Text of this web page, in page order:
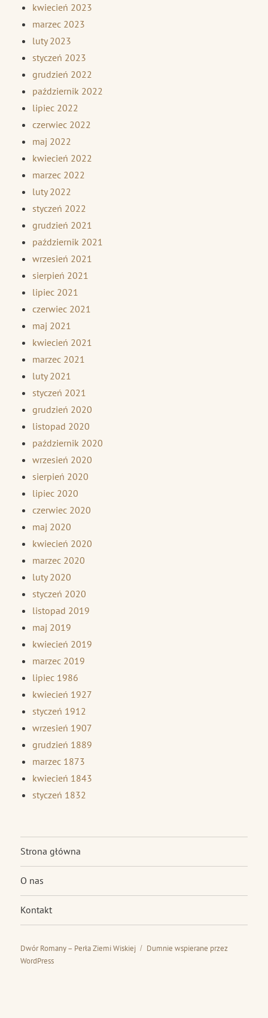
kwiecień 2023
marzec 2023
luty 2023
styczeń 2023
grudzień 2022
październik 2022
lipiec 2022
czerwiec 2022
maj 2022
kwiecień 2022
marzec 2022
luty 2022
styczeń 2022
grudzień 2021
październik 2021
wrzesień 2021
sierpień 2021
lipiec 2021
czerwiec 2021
maj 2021
kwiecień 2021
marzec 2021
luty 2021
styczeń 2021
grudzień 2020
listopad 2020
październik 2020
wrzesień 2020
sierpień 2020
lipiec 2020
czerwiec 2020
maj 2020
kwiecień 2020
marzec 2020
luty 2020
styczeń 2020
listopad 2019
maj 2019
kwiecień 2019
marzec 2019
lipiec 1986
kwiecień 1927
styczeń 1912
wrzesień 1907
grudzień 1889
marzec 1873
kwiecień 1843
styczeń 1832
Strona główna
O nas
Kontakt
Dwór Romany – Perła Ziemi Wiskiej
Dumnie wspierane przez
WordPress